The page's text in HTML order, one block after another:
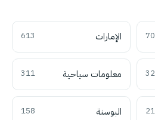
الإمارات 613
معلومات سياحية 311
البوسنة 158